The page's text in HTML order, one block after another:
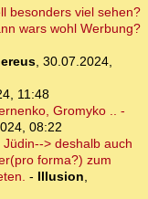
besonders viel sehen?
wars wohl Werbung?
, 30.07.2024,
11:48
Gromyko .. -
08:22
> deshalb auch
forma?) zum
- Illusion,